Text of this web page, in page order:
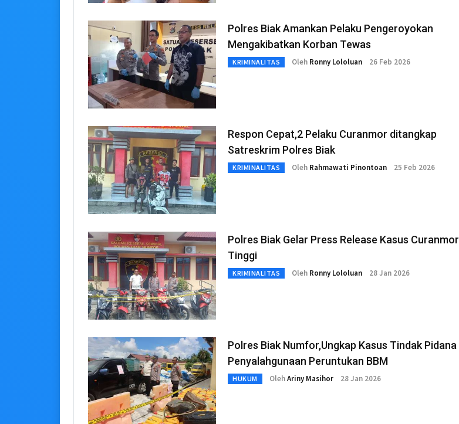
Polres Biak Amankan Pelaku Pengeroyokan
Mengakibatkan Korban Tewas
KRIMINALITAS Oleh Ronny Lololuan 26 Feb 2026
Respon Cepat,2 Pelaku Curanmor ditangkap
Satreskrim Polres Biak
KRIMINALITAS Oleh Rahmawati Pinontoan 25 Feb 2026
Polres Biak Gelar Press Release Kasus Curanmor
Tinggi
KRIMINALITAS Oleh Ronny Lololuan 28 Jan 2026
Polres Biak Numfor,Ungkap Kasus Tindak Pidana
Penyalahgunaan Peruntukan BBM
HUKUM OlehAriny Masihor 28 Jan 2026